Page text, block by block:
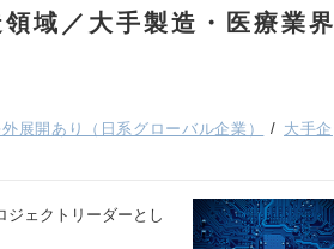
域／大手製造・医療業界
展開あり（日系グローバル企業）
大手企
ジェクトリーダーとし